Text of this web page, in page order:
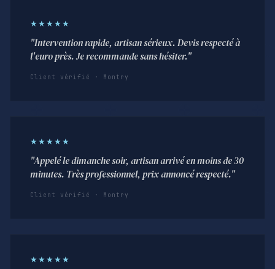
★★★★★
"Intervention rapide, artisan sérieux. Devis respecté à
l'euro près. Je recommande sans hésiter."
Client vérifié · Montry
★★★★★
"Appelé le dimanche soir, artisan arrivé en moins de 30
minutes. Très professionnel, prix annoncé respecté."
Client vérifié · Montry
★★★★★